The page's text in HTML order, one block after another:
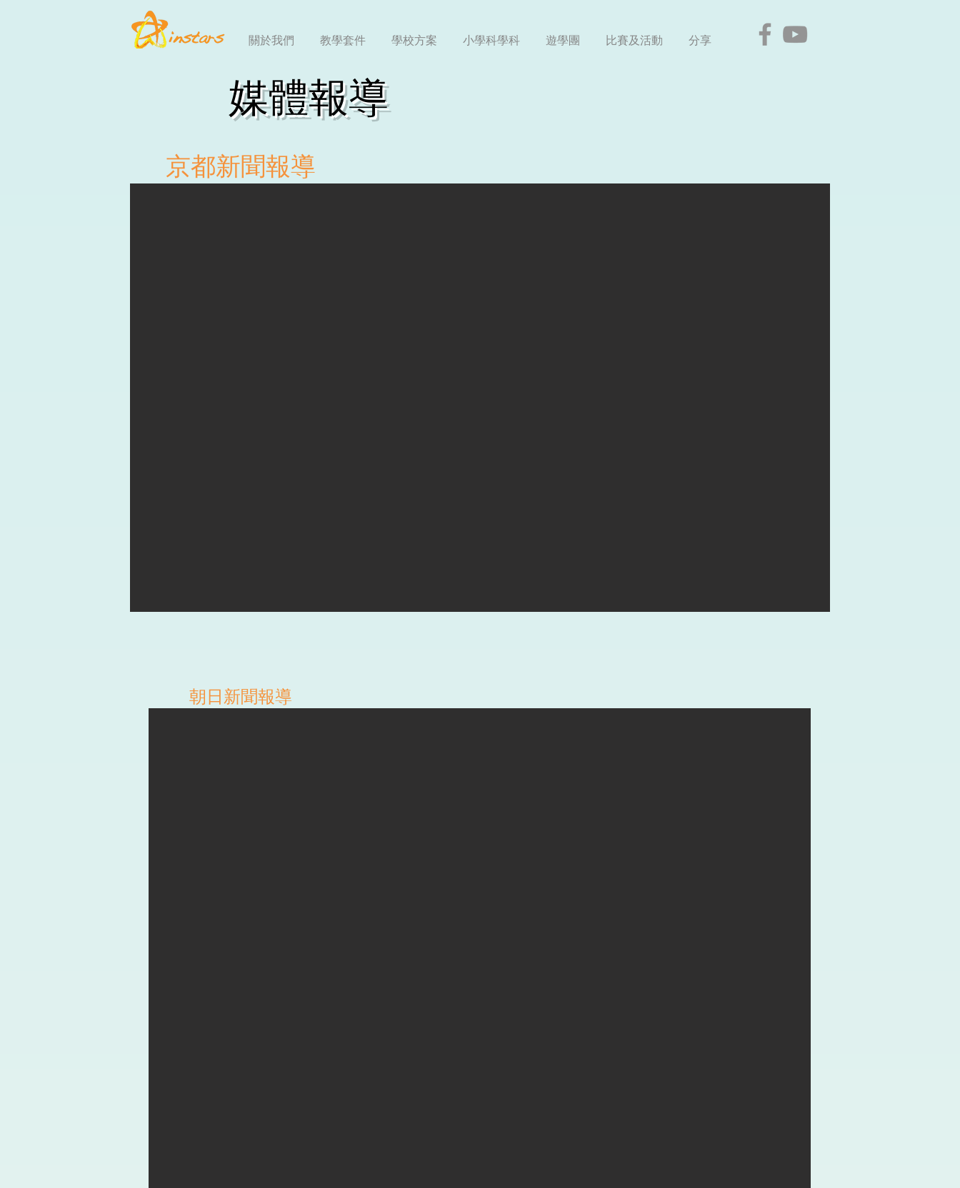
關於我們 教學套件 學校方案 小學科學科 遊學團 比賽及活動 分享
媒體報導
京都新聞報導
朝日 新聞報導